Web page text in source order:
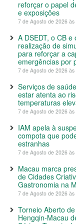
reforçar o papel
e exposições
7 de Agosto de 2026 às
A DSEDT, o CB
realização de
para reforçar a
emergências por
7 de Agosto de 2026 às
Serviços de
estar atenta ao
temperaturas
7 de Agosto de 2026 às
IAM apela à
compota que
estranhas
7 de Agosto de 2026 às
Macau marca
de Cidades
Gastronomia na
7 de Agosto de 2026 às
Torneio Aberto
Hengqin-Macau